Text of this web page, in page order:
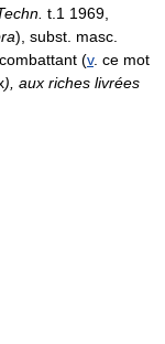
t.1 1969,
), subst. masc.
(v. ce mot
), aux riches livrées